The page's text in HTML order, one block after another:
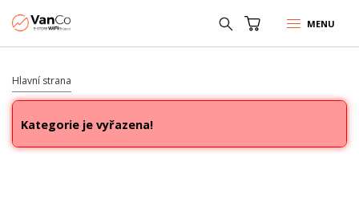
MENU
Hlavní strana
Kategorie je vyřazena!